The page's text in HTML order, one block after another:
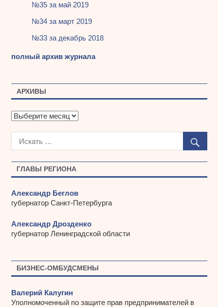
ГЛАВЫ РЕГИОНА
Александр Беглов
губернатор Санкт-Петербурга
Александр Дрозденко
губернатор Ленинградской области
БИЗНЕС-ОМБУДСМЕНЫ
Валерий Калугин
Уполномоченный по защите прав предпринимателей в
№35 за май 2019
№34 за март 2019
№33 за декабрь 2018
полный архив журнала
АРХИВЫ
А
х
ы